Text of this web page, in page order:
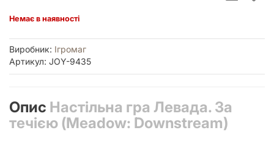
Немає в наявності
Виробник: Ігромаг
Артикул: JOY-9435
Опис Настільна гра Левада. За
течією (Meadow: Downstream)